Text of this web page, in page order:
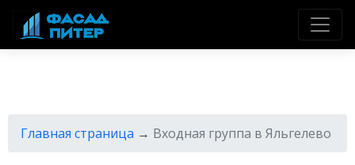
Главная страница → Входная группа в Яльгелево